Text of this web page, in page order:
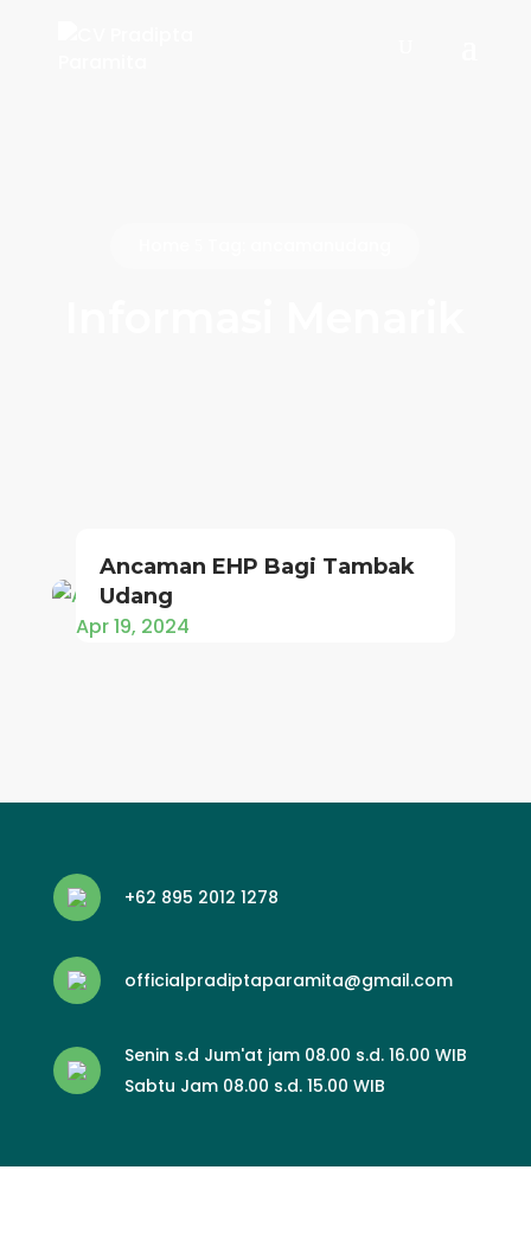
Ancaman EHP Bagi Tambak
Udang
Apr 19, 2024
+62 895 2012 1278
officialpradiptaparamita@gmail.com
Senin s.d Jum'at jam 08.00 s.d. 16.00 WIB
Sabtu Jam 08.00 s.d. 15.00 WIB